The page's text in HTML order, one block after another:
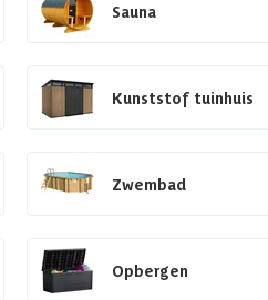
Sauna
Kunststof tuinhuis
Zwembad
Opbergen